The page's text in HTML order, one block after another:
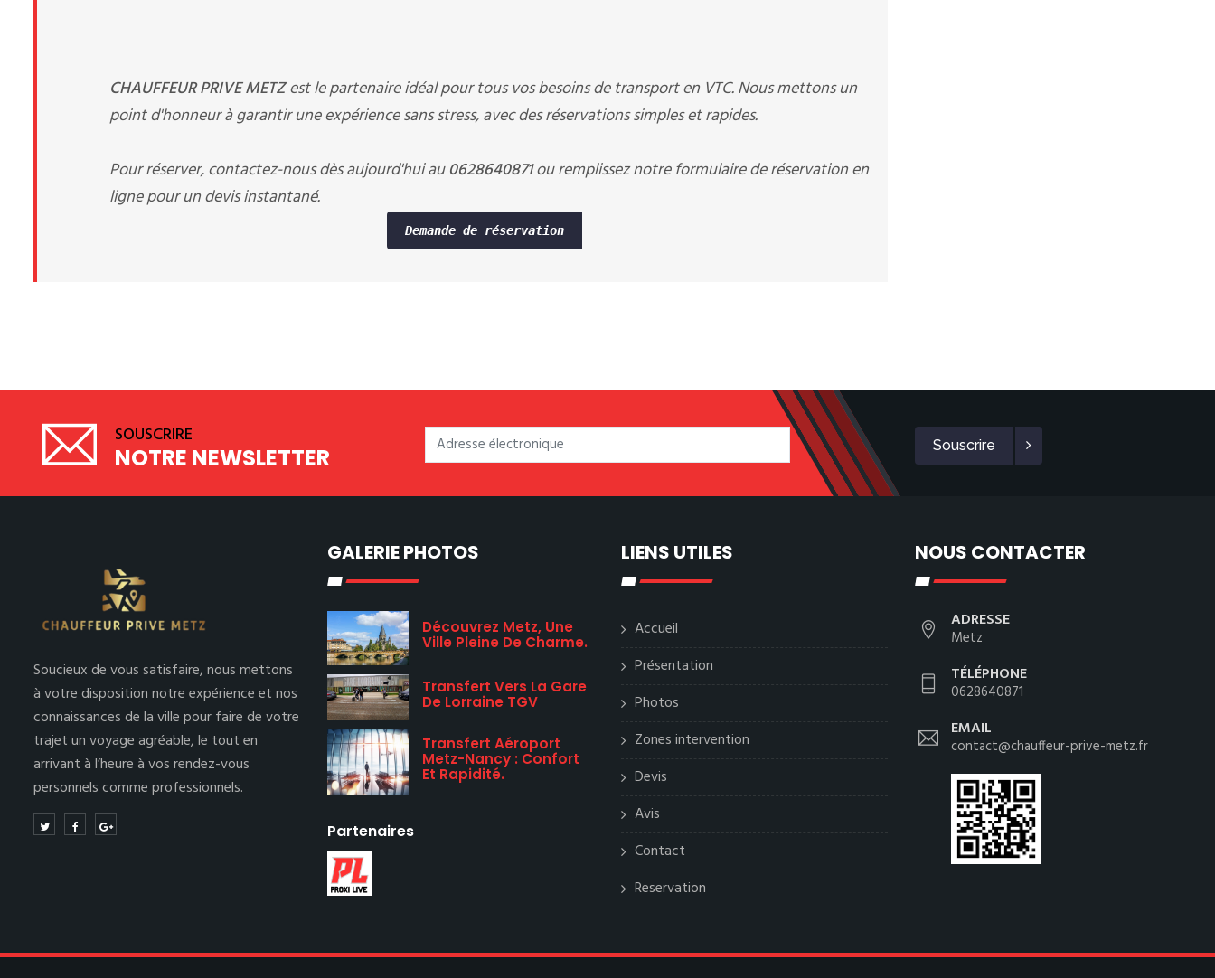
CHAUFFEUR PRIVE METZest le partenaire idéal pour tous vos besoins de transport en VTC. Nous mettons un
point d'honneur à garantir une expérience sans stress, avec des réservations simples et rapides.
Pour réserver, contactez-nous dès aujourd'hui au0628640871ou remplissez notre formulaire de réservation en
ligne pour un devis instantané.
Demande de réservation
SOUSCRIRE
NOTRE NEWSLETTER Souscrire
Soucieux de vous satisfaire, nous mettons
à votre disposition notre expérience et nos
connaissances de la ville pour faire de votre
trajet un voyage agréable, le tout en
arrivant à l’heure à vos rendez-vous
personnels comme professionnels.
GALERIE PHOTOS
Découvrez Metz, Une
Ville Pleine De Charme.
Transfert Vers La Gare
De Lorraine TGV
Transfert Aéroport
Metz-Nancy : Confort
Et Rapidité.
Partenaires
LIENS UTILES
Accueil
Présentation
Photos
Zones intervention
Devis
Avis
Contact
Reservation
NOUS CONTACTER
ADRESSE
Metz
TÉLÉPHONE
0628640871
EMAIL
contact@chauffeur-prive-metz.fr